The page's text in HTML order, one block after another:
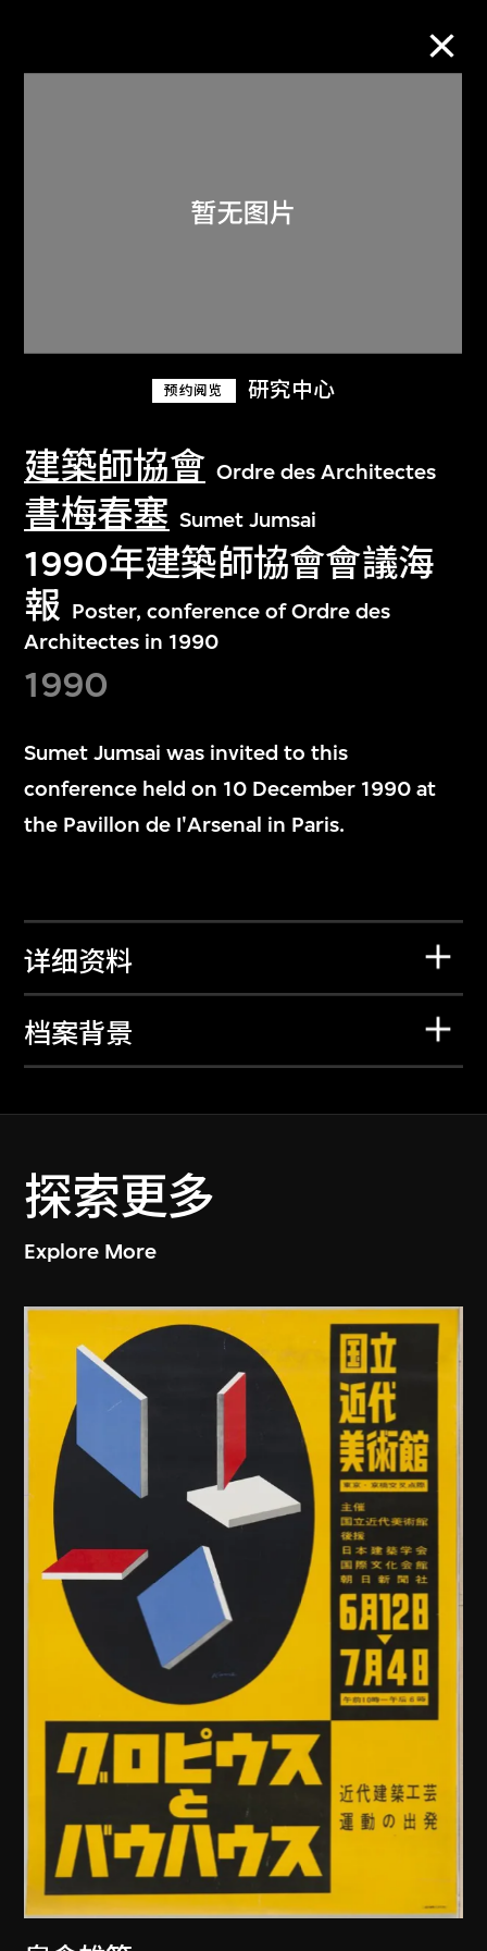
预约阅览 研究中心
建築師協會 Ordre des Architectes
書梅春塞 Sumet Jumsai
1990年建築師協會會議海
報 Poster, conference of Ordre des
Architectes in 1990
1990
Sumet Jumsai was invited to this
conference held on 10 December 1990 at
the Pavillon de I'Arsenal in Paris.
详细资料
档案背景
探索更多
Explore More
关于M+藏品
探索世界顶级的二十及二十一世纪视觉
文化藏品。